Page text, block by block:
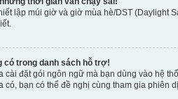
lập múi giờ và giờ mùa hè/DST (Daylight
có trong danh sách hỗ trợ!
cài đặt gói ngôn ngữ mà bạn dùng vào hệ
có, bạn có thể đề nghị cùng tham gia phiên